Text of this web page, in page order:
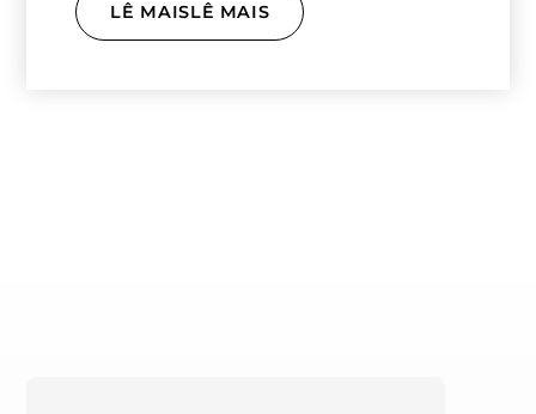
LÊ MAISLÊ MAIS